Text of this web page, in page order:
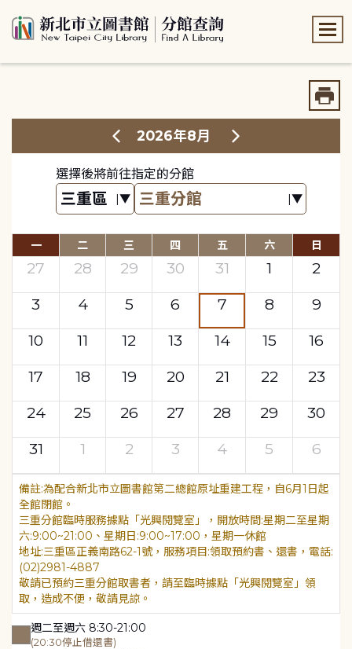
2026年8月
選擇後將前往指定的分館
一 二 三 四 五 六 日
27 28 29 30 31 1
2
3
4 5 6 7 8
9
10
11 12 13 14 15
16
17
18 19 20 21 22
23
24
25 26 27 28 29
30
31
1 2 3 4 5 6
為配合新北市立圖書館第二總館原址重建工程，自6月1日起
全館閉館。
三重分館臨時服務據點「光興閱覽室」，開放時間:星期二至星期
六:9:00~21:00、星期日:9:00~17:00，星期一休館
地址:三重區正義南路62-1號，服務項目:領取預約書、還書，電話:
(02)2981-4887
敬請已預約三重分館取書者，請至臨時據點「光興閱覽室」領
取，造成不便，敬請見諒。
週二至週六 8:30-21:00
(20:30停止借還書)